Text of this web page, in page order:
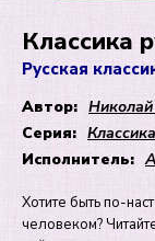
Классика
Русская
Автор:
Серия:
Исполнитель:
Хотите быть по-
человеком?